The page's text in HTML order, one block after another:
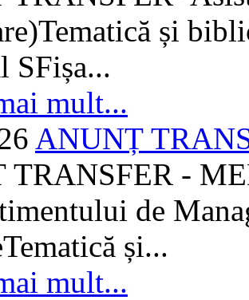
și
SFișa...
mult...
ANUNȚ
TRANSFER -
de
și...
mult...